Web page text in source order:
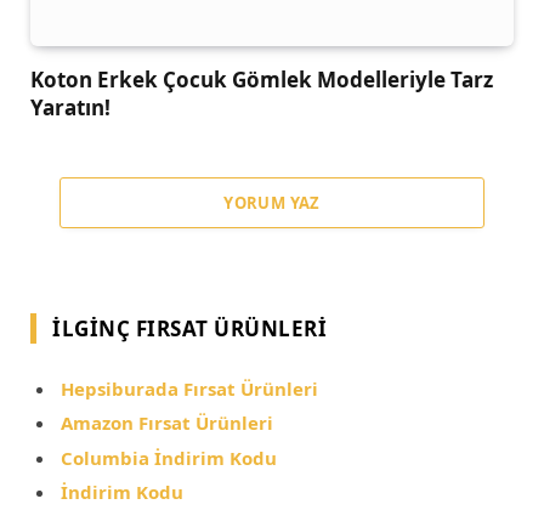
Koton Erkek Çocuk Gömlek Modelleriyle Tarz
Yaratın!
YORUM YAZ
İLGINÇ FIRSAT ÜRÜNLERI
Hepsiburada Fırsat Ürünleri
Amazon Fırsat Ürünleri
Columbia İndirim Kodu
İndirim Kodu